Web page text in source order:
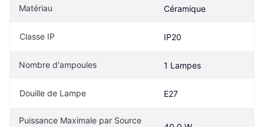
Matériau Céramique
Classe IP IP20
Nombre d'ampoules 1 Lampes
Douille de Lampe E27
Puissance Maximale par Source